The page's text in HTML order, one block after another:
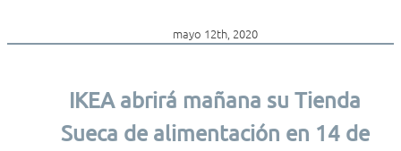
mayo 12th, 2020
IKEA abrirá mañana su Tienda
Sueca de alimentación en 14 de